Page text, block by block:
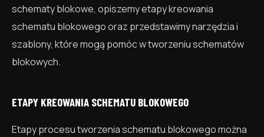
schematy blokowe, opiszemy etapy kreowania
schematu blokowego oraz przedstawimy narzędzia i
szablony, które mogą pomóc w tworzeniu schematów
blokowych.
ETAPY KREOWANIA SCHEMATU BLOKOWEGO
Etapy procesu tworzenia schematu blokowego można